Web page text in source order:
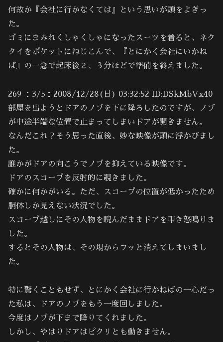
何故か『会社に行かなくては』という思いが頭をよぎっ
た。
ゴミにまみれくしゃくしゃになったスーツを着ると、ネク
タイをポケットにねじこんで、『とにかく会社にいかね
ば』の一念で起床後２、３分ほどで準備を終えました。
269 ：3/5：2008/12/28(日) 03:32:52 ID:DSkMbVx40
部屋を出ようとドアのノブを下に降ろしたのですが、ノブ
が中途半端な位置で止まってしまいドアが開きません。
なんだこれ？そう思った直後、妙な映像が頭に浮かびまし
た。
誰かがドアの向こうでノブを抑えている映像です。
ドアのスコープを反射的に覗きました。
確かに何かがいる。ただ、スコープの位置が低かったため
胴体しか見えない状況でした。
スコープ越しにその人物を睨んだままドアを叩き怒鳴りま
した。
するとその人物は、その場からフッと消えてしまいまし
た。
特に驚くこともせず、とにかく会社に行かねばの一心だっ
た私は、ドアのノブをもう一度回しました。
今度はノブが下まで降りてくれました。
しかし、やはりドアはピクリとも動きません。